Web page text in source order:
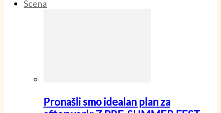
Scena
Pronašli smo idealan plan za